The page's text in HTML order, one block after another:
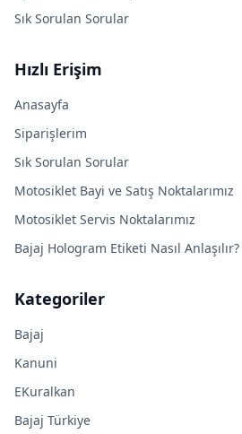
Sık Sorulan Sorular
Hızlı Erişim
Anasayfa
Siparişlerim
Sık Sorulan Sorular
Motosiklet Bayi ve Satış Noktalarımız
Motosiklet Servis Noktalarımız
Bajaj Hologram Etiketi Nasıl Anlaşılır?
Kategoriler
Bajaj
Kanuni
EKuralkan
Bajaj Türkiye